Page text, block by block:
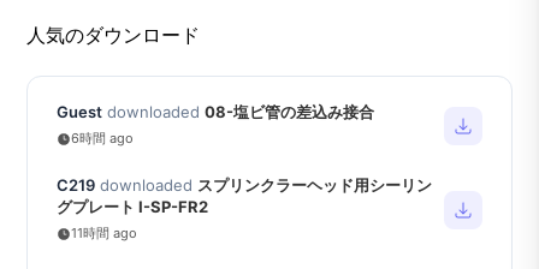
人気のダウンロード
Guest downloaded 08-塩ビ管の差込み接合
6時間 ago
C219 downloaded スプリンクラーヘッド用シーリン
グプレート I-SP-FR2
11時間 ago